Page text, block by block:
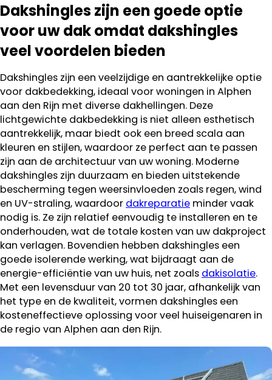
Dakshingles zijn een goede optie
voor uw dak omdat dakshingles
veel voordelen bieden
Dakshingles zijn een veelzijdige en aantrekkelijke optie
voor dakbedekking, ideaal voor woningen in Alphen
aan den Rijn met diverse dakhellingen. Deze
lichtgewichte dakbedekking is niet alleen esthetisch
aantrekkelijk, maar biedt ook een breed scala aan
kleuren en stijlen, waardoor ze perfect aan te passen
zijn aan de architectuur van uw woning. Moderne
dakshingles zijn duurzaam en bieden uitstekende
bescherming tegen weersinvloeden zoals regen, wind
en UV-straling, waardoor dakreparatie minder vaak
nodig is. Ze zijn relatief eenvoudig te installeren en te
onderhouden, wat de totale kosten van uw dakproject
kan verlagen. Bovendien hebben dakshingles een
goede isolerende werking, wat bijdraagt aan de
energie-efficiëntie van uw huis, net zoals dakisolatie.
Met een levensduur van 20 tot 30 jaar, afhankelijk van
het type en de kwaliteit, vormen dakshingles een
kosteneffectieve oplossing voor veel huiseigenaren in
de regio van Alphen aan den Rijn.